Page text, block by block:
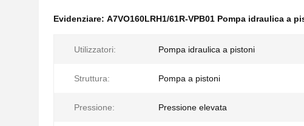
Evidenziare: A7VO160LRH1/61R-VPB01 Pompa idraulica a
Utilizzatori: Pompa idraulica a pistoni
Struttura: Pompa a pistoni
Pressione: Pressione elevata